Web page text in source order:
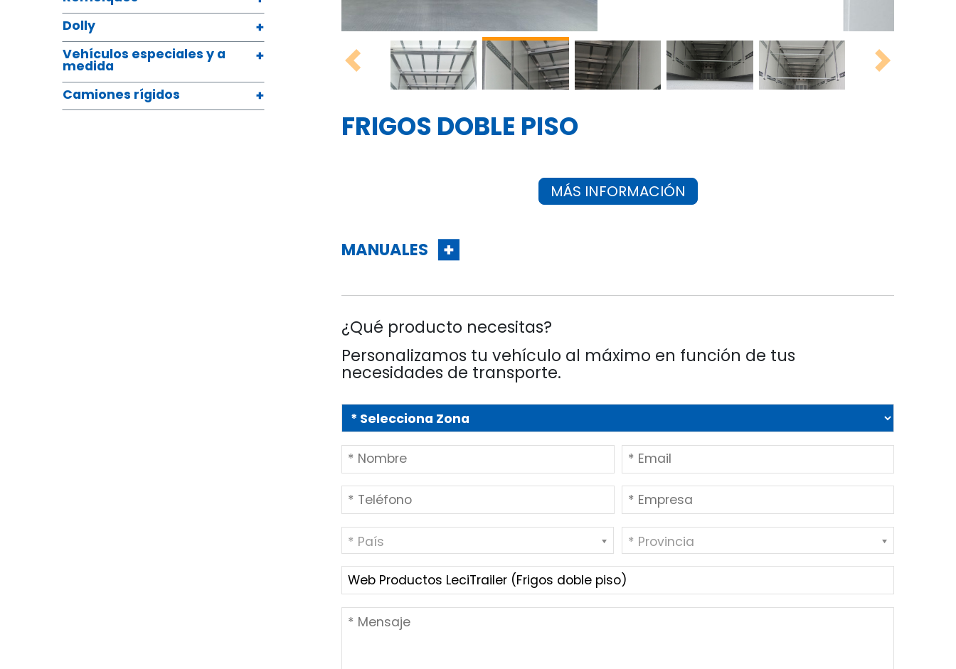
Dolly
Vehículos especiales y a
medida
Camiones rígidos
Previous Next
FRIGOS DOBLE PISO
MÁS INFORMACIÓN
MANUALES
¿Qué producto necesitas?
Personalizamos tu vehículo al máximo en función de tus
necesidades de transporte.
* País * Provincia